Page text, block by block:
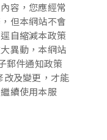
容，您應經常
但本網站不會
自縮減本政策
異動，本網站
郵件通知政策
改及變更，才能
續使用本服